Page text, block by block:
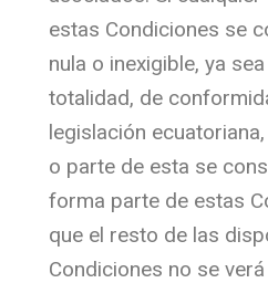
estas Condiciones se
nula o inexigible, ya
totalidad, de
legislación
o parte de esta se
forma parte de estas
que el resto de las
Condiciones no se